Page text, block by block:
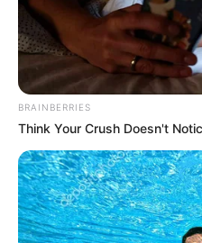
BRAINBERRIES
Think Your Crush Doesn't